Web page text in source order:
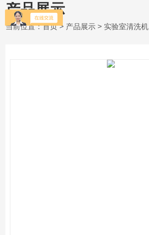
产品展示
当前位置：首页> 产品展示 > 实验室清洗机